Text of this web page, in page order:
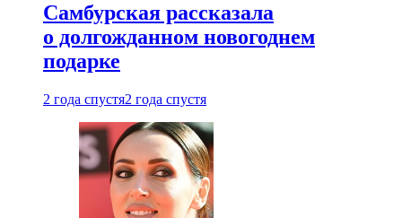
Самбурская рассказала
о долгожданном новогоднем
подарке
2 года спустя2 года спустя